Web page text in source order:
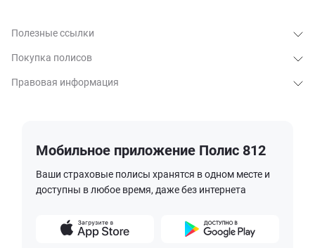
Полезные ссылки
Покупка полисов
Правовая информация
Мобильное приложение Полис 812
Ваши страховые полисы хранятся в одном месте и
доступны в любое время, даже без интернета